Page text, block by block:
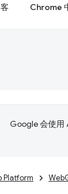
Chrome
Google 会使用
Platform